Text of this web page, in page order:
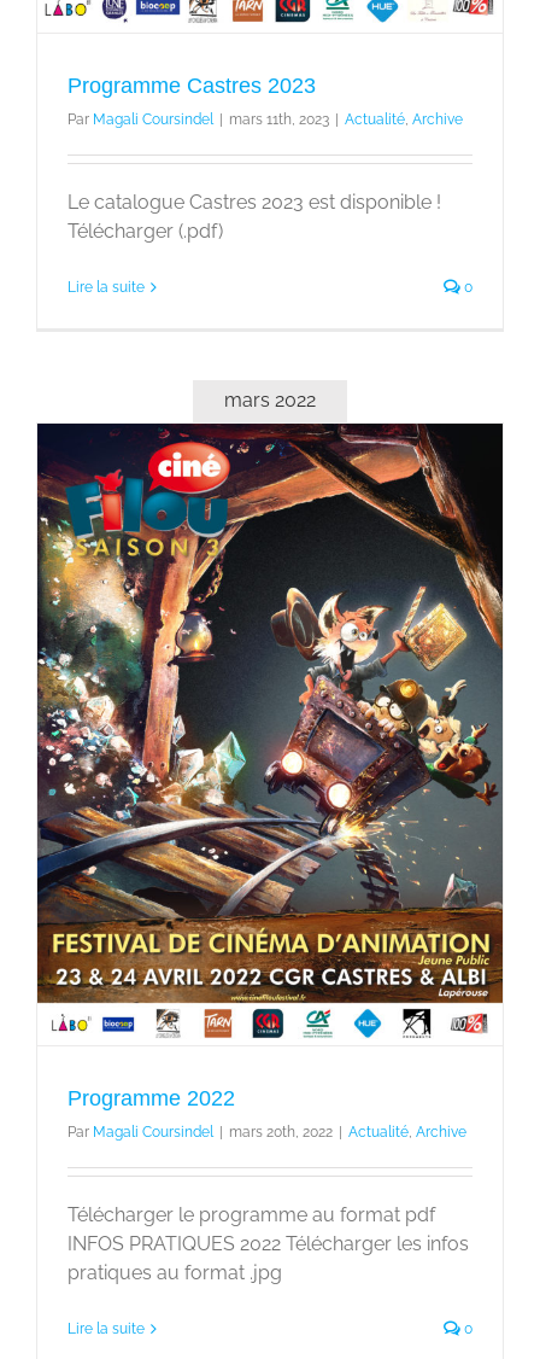
Programme Castres 2023
Par Magali Coursindel | mars 11th, 2023 | Actualité Archive
Le catalogue Castres 2023 est disponible !
Télécharger (.pdf)
Lire la suite 0
mars 2022
Programme 2022
Par Magali Coursindel | mars 20th, 2022 | Actualité Archive
Télécharger le programme au format pdf
INFOS PRATIQUES 2022 Télécharger les infos
pratiques au format .jpg
Lire la suite 0